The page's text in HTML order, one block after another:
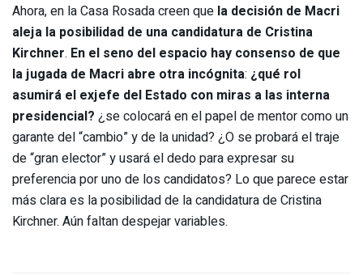
Ahora, en la Casa Rosada creen que la decisión de Macri
aleja la posibilidad de una candidatura de Cristina
Kirchner. En el seno del espacio hay consenso de que
la jugada de Macri abre otra incógnita: ¿qué rol
asumirá el exjefe del Estado con miras a las interna
presidencial? ¿se colocará en el papel de mentor como un
garante del “cambio” y de la unidad? ¿O se probará el traje
de “gran elector” y usará el dedo para expresar su
preferencia por uno de los candidatos? Lo que parece estar
más clara es la posibilidad de la candidatura de Cristina
Kirchner. Aún faltan despejar variables.